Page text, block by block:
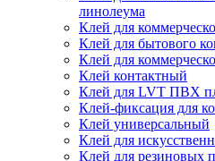
линолеума
Клей для
Клей для бытового
Клей для
Клей контактный
Клей для LVT ПВХ
Клей-фиксация для
Клей универсальный
Клей для
Клей для резиновых